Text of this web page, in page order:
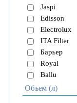
Jaspi
Edisson
Electrolux
ITA Filter
Барьер
Royal
Ballu
Объем (л)